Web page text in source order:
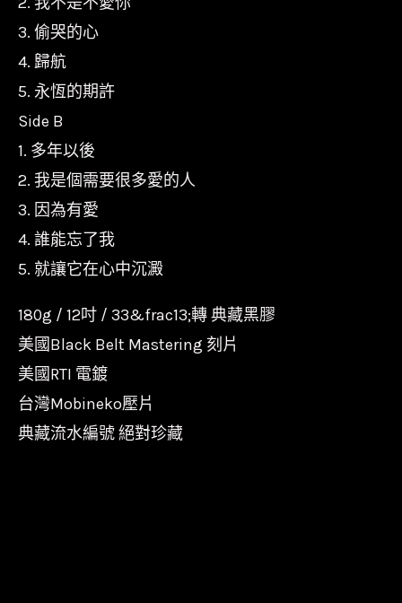
3. 偷哭的心
4. 歸航
5. 永恆的期許
Side B
1. 多年以後
2. 我是個需要很多愛的人
3. 因為有愛
4. 誰能忘了我
5. 就讓它在心中沉澱
180g / 12吋 / 33&frac13;轉 典藏黑膠
美國Black Belt Mastering 刻片
美國RTI 電鍍
台灣Mobineko壓片
典藏流水編號 絕對珍藏